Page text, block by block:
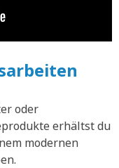
oder
erhältst du
modernen